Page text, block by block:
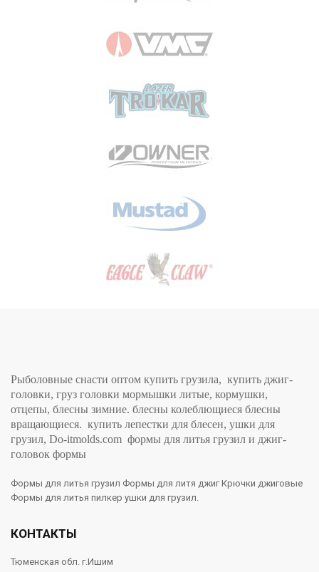
Рыболовные снасти оптом купить грузила, купить джиг-
головки, груз головки мормышки литые, кормушки,
отцепы, блесны зимние. блесны колеблющиеся блесны
вращающиеся. купить лепестки для блесен, ушки для
грузил, Do-itmolds.com формы для литья грузил и джиг-
головок формы
Формы для литья грузил Формы для литя джиг Крючки джиговые
Формы для литья пилкер ушки для грузил.
КОНТАКТЫ
Тюменская обл. г.Ишим